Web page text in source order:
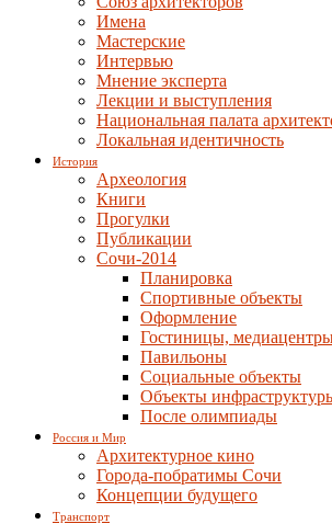
Имена
Мастерские
Интервью
Мнение эксперта
Лекции и выступления
Национальная палата
Локальная идентичность
История
Археология
Книги
Прогулки
Публикации
Сочи-2014
Планировка
Спортивные объекты
Оформление
Гостиницы,
Павильоны
Социальные объекты
Объекты
После олимпиады
Россия и Мир
Архитектурное кино
Города-побратимы Сочи
Концепции будущего
Транспорт